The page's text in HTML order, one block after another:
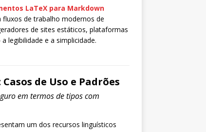
LaTeX para Markdown
fluxos de trabalho modernos de
de sites estáticos, plataformas
legibilidade e a simplicidade.
de Uso e Padrões
em termos de tipos com
um dos recursos linguísticos